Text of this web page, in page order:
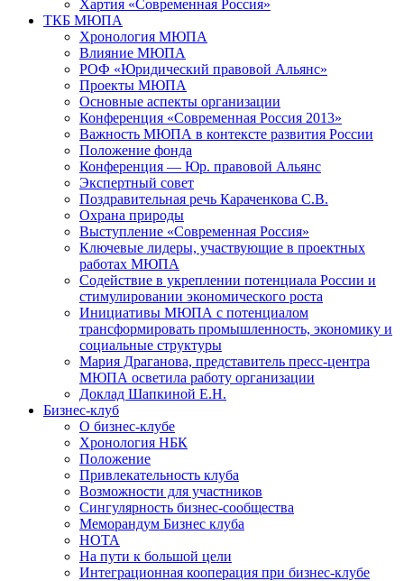
Хартия «Современная Россия»
ТКБ МЮПА
Хронология МЮПА
Влияние МЮПА
РОФ «Юридический правовой Альянс»
Проекты МЮПА
Основные аспекты организации
Конференция «Современная Россия 2013»
Важность МЮПА в контексте развития России
Положение фонда
Конференция — Юр. правовой Альянс
Экспертный совет
Поздравительная речь Караченкова С.В.
Охрана природы
Выступление «Современная Россия»
Ключевые лидеры, участвующие в проектных
работах МЮПА
Cодействие в укреплении потенциала России и
стимулировании экономического роста
Инициативы МЮПА с потенциалом
трансформировать промышленность, экономику и
социальные структуры
Мария Драганова, представитель пресс-центра
МЮПА осветила работу организации
Доклад Шапкиной Е.Н.
Бизнес-клуб
О бизнес-клубе
Хронология НБК
Положение
Привлекательность клуба
Возможности для участников
Сингулярность бизнес-сообщества
Меморандум Бизнес клуба
НОТА
На пути к большой цели
Интеграционная кооперация при бизнес-клубе